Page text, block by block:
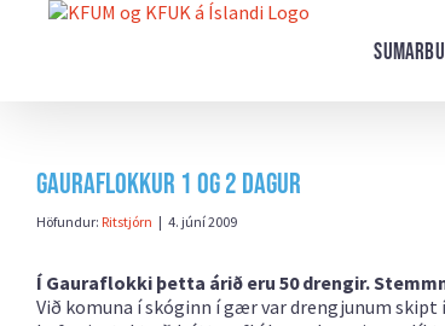
Gauraflokkur 1 og 2 dagur
Höfundur: Ritstjórn | 4. júní 2009
Í Gauraflokki þetta árið eru 50 drengir.
Við komuna í skóginn í gær var drengjunum